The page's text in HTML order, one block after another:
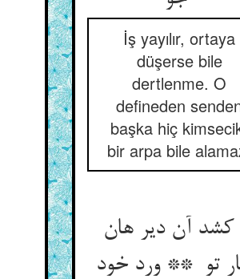
İş yayılır, ortaya
düşerse bile
dertlenme. O
defineden
başka hiç
bir arpa bile
کشد آن دیر هان
تو ** ورد خود